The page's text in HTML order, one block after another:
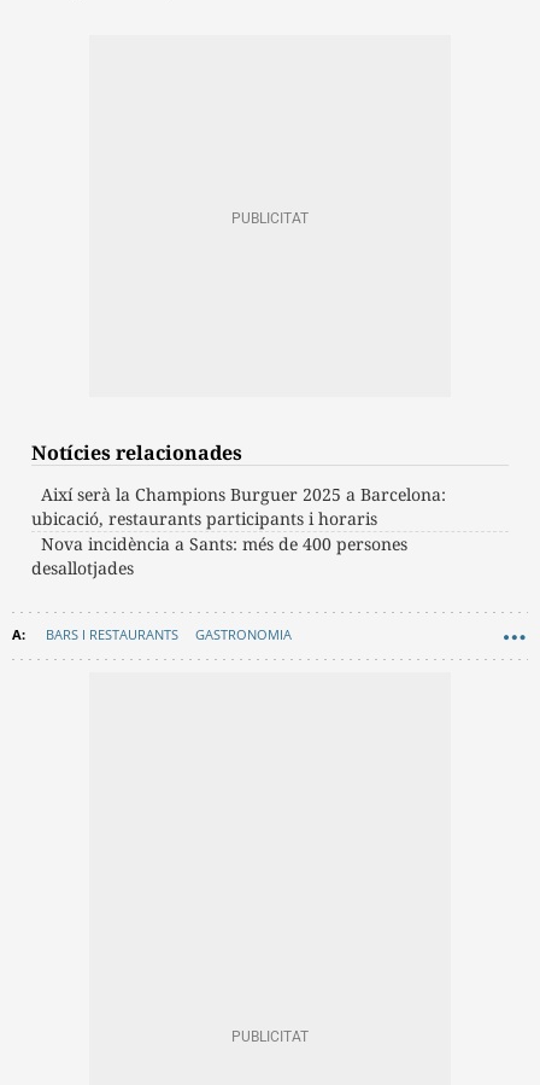
Notícies relacionades
Així serà la Champions Burguer 2025 a Barcelona:
ubicació, restaurants participants i horaris
Nova incidència a Sants: més de 400 persones
desallotjades
BARS I RESTAURANTS GASTRONOMIA